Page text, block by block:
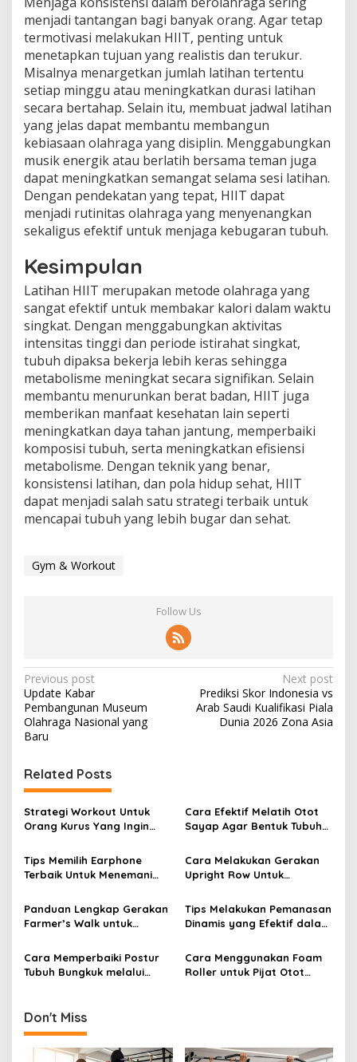
menjadi tantangan bagi banyak orang. Agar tetap
termotivasi melakukan HIIT, penting untuk
menetapkan tujuan yang realistis dan terukur.
Misalnya menargetkan jumlah latihan tertentu
setiap minggu atau meningkatkan durasi latihan
secara bertahap. Selain itu, membuat jadwal latihan
yang jelas dapat membantu membangun
kebiasaan olahraga yang disiplin. Menggabungkan
musik energik atau berlatih bersama teman juga
dapat meningkatkan semangat selama sesi latihan.
Dengan pendekatan yang tepat, HIIT dapat
menjadi rutinitas olahraga yang menyenangkan
sekaligus efektif untuk menjaga kebugaran tubuh.
Kesimpulan
Latihan HIIT merupakan metode olahraga yang
sangat efektif untuk membakar kalori dalam waktu
singkat. Dengan menggabungkan aktivitas
intensitas tinggi dan periode istirahat singkat,
tubuh dipaksa bekerja lebih keras sehingga
metabolisme meningkat secara signifikan. Selain
membantu menurunkan berat badan, HIIT juga
memberikan manfaat kesehatan lain seperti
meningkatkan daya tahan jantung, memperbaiki
komposisi tubuh, serta meningkatkan efisiensi
metabolisme. Dengan teknik yang benar,
konsistensi latihan, dan pola hidup sehat, HIIT
dapat menjadi salah satu strategi terbaik untuk
mencapai tubuh yang lebih bugar dan sehat.
Gym & Workout
Follow Us
Post
navigation
Previous post
Update Kabar
Pembangunan Museum
Olahraga Nasional yang
Baru
Next post
Prediksi Skor Indonesia vs
Arab Saudi Kualifikasi Piala
Dunia 2026 Zona Asia
Related Posts
Strategi Workout Untuk
Orang Kurus Yang Ingin
Ideal
Cara Efektif Melatih Otot
Sayap Agar Bentuk Tubuh
Tips Memilih Earphone
Terbaik Untuk Menemani
Gym
Cara Melakukan Gerakan
Upright Row Untuk
Traps
Panduan Lengkap Gerakan
Farmer’s Walk untuk
Tips Melakukan Pemanasan
Dinamis yang Efektif dalam
Cara Memperbaiki Postur
Tubuh Bungkuk melalui
Cara Menggunakan Foam
Roller untuk Pijat Otot
Don't Miss